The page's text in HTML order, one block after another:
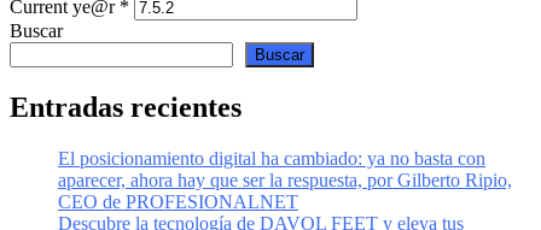
Current ye@r *
Buscar
Buscar
Entradas recientes
El posicionamiento digital ha cambiado: ya no basta con
aparecer, ahora hay que ser la respuesta, por Gilberto Ripio,
CEO de PROFESIONALNET
Descubre la tecnología de DAVOL FEET y eleva tus